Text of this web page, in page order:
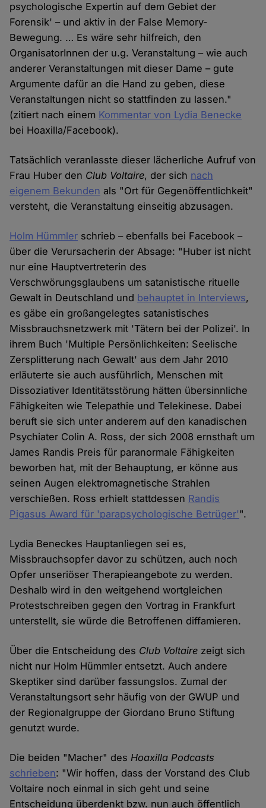
psychologische Expertin auf dem Gebiet der
Forensik' – und aktiv in der False Memory-
Bewegung. … Es wäre sehr hilfreich, den
OrganisatorInnen der u.g. Veranstaltung – wie auch
anderer Veranstaltungen mit dieser Dame – gute
Argumente dafür an die Hand zu geben, diese
Veranstaltungen nicht so stattfinden zu lassen."
(zitiert nach einem Kommentar von Lydia Benecke
bei Hoaxilla/Facebook).
Tatsächlich veranlasste dieser lächerliche Aufruf von
Frau Huber den Club Voltaire, der sich nach
eigenem Bekunden als "Ort für Gegenöffentlichkeit"
versteht, die Veranstaltung einseitig abzusagen.
Holm Hümmler schrieb – ebenfalls bei Facebook –
über die Verursacherin der Absage: "Huber ist nicht
nur eine Hauptvertreterin des
Verschwörungsglaubens um satanistische rituelle
Gewalt in Deutschland und behauptet in Interviews,
es gäbe ein großangelegtes satanistisches
Missbrauchsnetzwerk mit 'Tätern bei der Polizei'. In
ihrem Buch 'Multiple Persönlichkeiten: Seelische
Zersplitterung nach Gewalt' aus dem Jahr 2010
erläuterte sie auch ausführlich, Menschen mit
Dissoziativer Identitätsstörung hätten übersinnliche
Fähigkeiten wie Telepathie und Telekinese. Dabei
beruft sie sich unter anderem auf den kanadischen
Psychiater Colin A. Ross, der sich 2008 ernsthaft um
James Randis Preis für paranormale Fähigkeiten
beworben hat, mit der Behauptung, er könne aus
seinen Augen elektromagnetische Strahlen
verschießen. Ross erhielt stattdessen Randis
Pigasus Award für 'parapsychologische Betrüger'".
Lydia Beneckes Hauptanliegen sei es,
Missbrauchsopfer davor zu schützen, auch noch
Opfer unseriöser Therapieangebote zu werden.
Deshalb wird in den weitgehend wortgleichen
Protestschreiben gegen den Vortrag in Frankfurt
unterstellt, sie würde die Betroffenen diffamieren.
Über die Entscheidung des Club Voltaire zeigt sich
nicht nur Holm Hümmler entsetzt. Auch andere
Skeptiker sind darüber fassungslos. Zumal der
Veranstaltungsort sehr häufig von der GWUP und
der Regionalgruppe der Giordano Bruno Stiftung
genutzt wurde.
Die beiden "Macher" desHoaxilla Podcasts
schrieben: "Wir hoffen, dass der Vorstand des Club
Voltaire noch einmal in sich geht und seine
Entscheidung überdenkt bzw. nun auch öffentlich